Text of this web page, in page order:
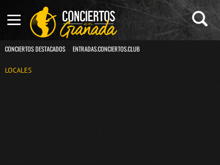
CONCIERTOS DESTACADOS ENTRADAS.CONCIERTOS.CLUB
LOCALES